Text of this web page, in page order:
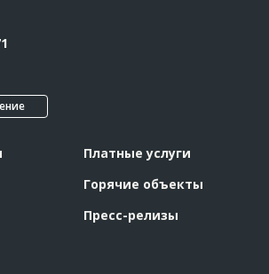
Платные услуги
Горячие объекты
Пресс-релизы